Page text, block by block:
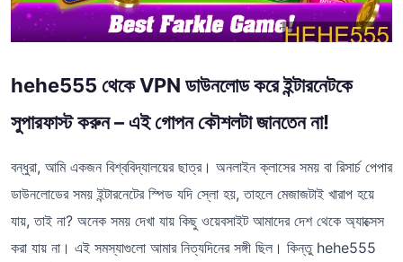
hehe555 থেকে VPN ডাউনলোড করে ইন্টারনেটকে
সুপারফাস্ট করুন – এই গোপন কৌশলটা জানতেন না!
বন্ধুরা, আমি একজন বিশ্ববিদ্যালয়ের ছাত্র। অনলাইন ক্লাসের সময় বা রিসার্চ পেপার
ডাউনলোডের সময় ইন্টারনেটের স্পিড যদি স্লো হয়, তাহলে মেজাজটাই খারাপ হয়ে
যায়, তাই না? অনেক সময় দেখা যায় কিছু ওয়েবসাইট আমাদের দেশ থেকে অ্যাক্সেস
করা যায় না। এই সমস্যাগুলো আমার নিত্যদিনের সঙ্গী ছিল। কিন্তু hehe555